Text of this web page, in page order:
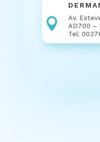

Av.
AD700 –
Tel: